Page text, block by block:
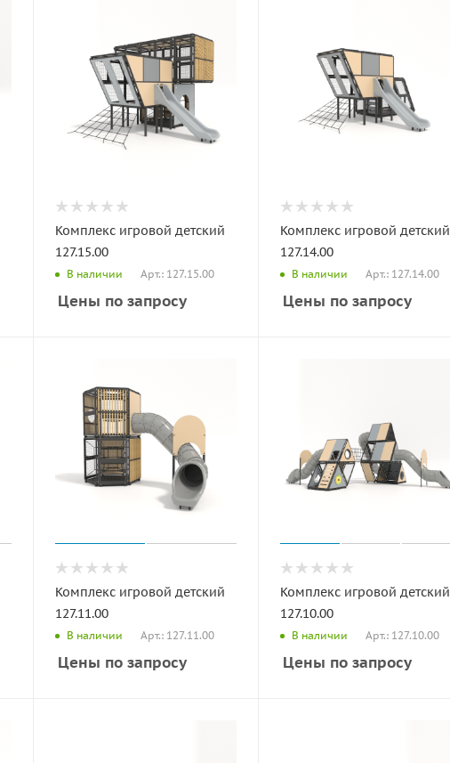
Комплекс игровой детский
127.15.00
В наличии Арт.: 127.15.00
Цены по запросу
Комплекс игровой детский
127.14.00
В наличии Арт.: 127.14.00
Цены по запросу
Комплекс игровой детский
127.11.00
В наличии Арт.: 127.11.00
Цены по запросу
Комплекс игровой детский
127.10.00
В наличии Арт.: 127.10.00
Цены по запросу